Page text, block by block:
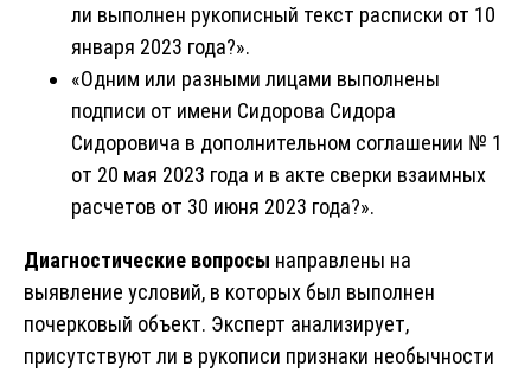
ли выполнен рукописный текст расписки от 10
января 2023 года?».
«Одним или разными лицами выполнены
подписи от имени Сидорова Сидора
Сидоровича в дополнительном соглашении № 1
от 20 мая 2023 года и в акте сверки взаимных
расчетов от 30 июня 2023 года?».
Диагностические вопросы направлены на
выявление условий, в которых был выполнен
почерковый объект. Эксперт анализирует,
присутствуют ли в рукописи признаки необычности